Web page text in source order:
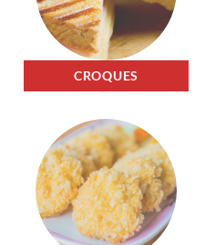
CROQUES